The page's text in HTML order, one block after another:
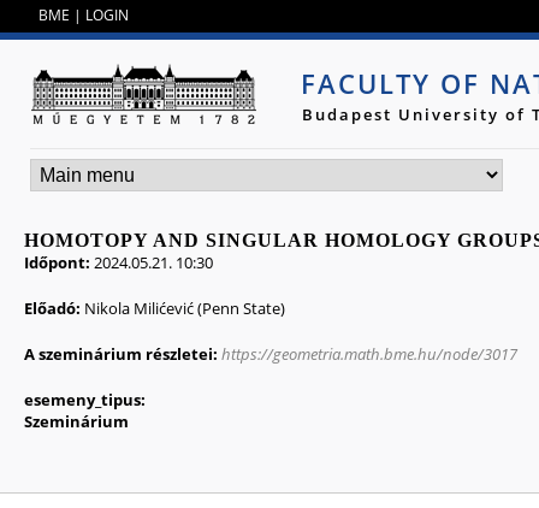
BME | LOGIN
FACULTY OF
Budapest University of
HOMOTOPY AND SINGULAR HOMOLOGY
Időpont: 2024.05.21. 10:30
Előadó: Nikola Milićević (Penn State)
A szeminárium részletei: https://geometria.math.bme.hu/node/3017
esemeny_tipus:
Szeminárium